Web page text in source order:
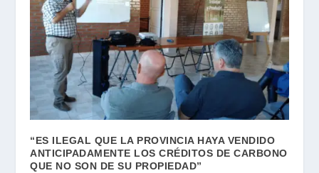
“ES ILEGAL QUE LA PROVINCIA HAYA VENDIDO
ANTICIPADAMENTE LOS CRÉDITOS DE CARBONO
QUE NO SON DE SU PROPIEDAD”